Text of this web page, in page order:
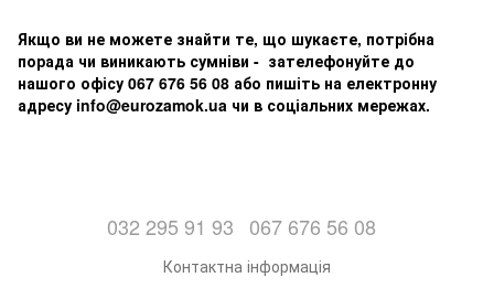
Якщо ви не можете знайти те, що шукаєте, потрібна
порада чи виникають сумніви - зателефонуйте до
нашого офісу 067 676 56 08 або пишіть на електронну
адресу info@eurozamok.ua чи в соціальних мережах.
032 295 91 93 067 676 56 08
Контактна інформація